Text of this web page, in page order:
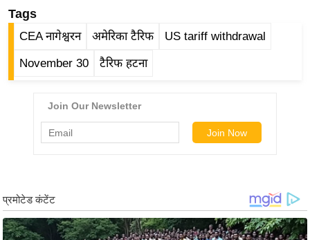
ज
ज
ग
ली
वु
ड
Tags
CEA नागेश्वरन अमेरिका टैरिफ US tariff withdrawal
November 30 टैरिफ हटना